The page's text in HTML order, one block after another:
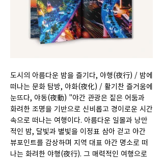
도시의 아름다운 밤을 즐기다, 야행(夜行) / 밤에
떠나는 문화 탐방, 야화(夜化) / 활기찬 즐거움에
눈뜨다, 야동(夜動) "야간 관광은 짙은 어둠과
화려한 조명을 기반으로 신비롭고 경이로운 시간
속으로 떠나는 여행이다. 아름다운 일몰과 낭만
적인 밤, 달빛과 별빛을 이정표 삼아 걷고 야간
뷰포인트를 감상하며 지역 대표 야간 명소로 떠
나는 화려한 야행(夜行). 그 매력적인 여행으로